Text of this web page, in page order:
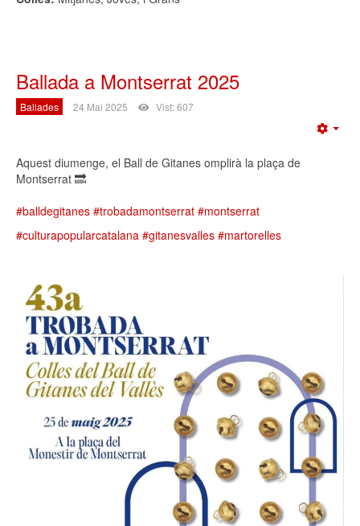
Ballada a Montserrat 2025
Ballades 24 Mai 2025 Vist: 607
Aquest diumenge, el Ball de Gitanes omplirà la plaça de
Montserrat 🔜
#balldegitanes #trobadamontserrat #montserrat
#culturapopularcatalana #gitanesvalles #martorelles